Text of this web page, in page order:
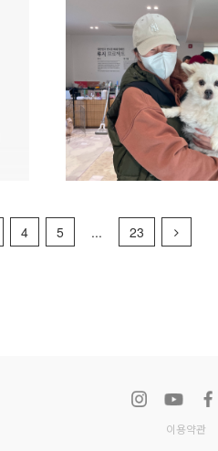
4 5 ... 23 Next
이용약관